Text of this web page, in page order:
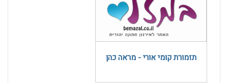
תזמורת קומי אורי - מראה כהן